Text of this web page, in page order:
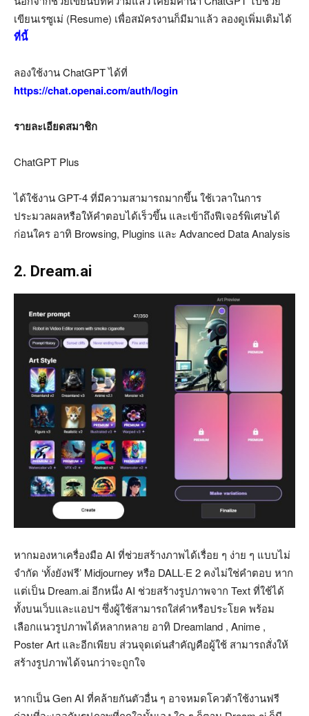
เขียนเรซูเม่ (Resume) เพื่อสมัครงานก็มีมาแล้ว ลองดูเพิ่มเติมได้
ที่นี้
ลองใช้งาน ChatGPT ได้ที่
https://chat.openai.com/auth/login
รายละเอียดสมาชิก
ChatGPT Plus
ได้ใช้งาน GPT-4 ที่มีความสามารถมากขึ้น ใช้เวลาในการ
ประมวลผลหรือให้คำตอบได้เร็วขึ้น และเข้าถึงฟีเจอร์พิเศษได้
ก่อนใคร อาทิ Browsing, Plugins และ Advanced Data Analysis
2. Dream.ai
หากมองหาเครื่องมือ AI ที่ช่วยสร้างภาพได้เรื่อย ๆ ง่าย ๆ แบบไม่
จำกัด ‘ทั้งยังฟรี’ Midjourney หรือ DALL·E 2 คงไม่ใช่คำตอบ หาก
แต่เป็น Dream.ai อีกหนึ่ง AI ช่วยสร้างรูปภาพจาก Text ที่ใช้ได้
ทั้งบนเว็บและแอปฯ ซึ่งผู้ใช้สามารถใส่คำหรือประโยค พร้อม
เลือกแนวรูปภาพได้หลากหลาย อาทิ Dreamland , Anime ,
Poster Art และอีกเพียบ ส่วนจุดเด่นสำคัญคือผู้ใช้ สามารถสั่งให้
สร้างรูปภาพได้จนกว่าจะถูกใจ
หากเป็น Gen AI ที่คล้ายกันตัวอื่น ๆ อาจหมดโควต้าใช้งานฟรี